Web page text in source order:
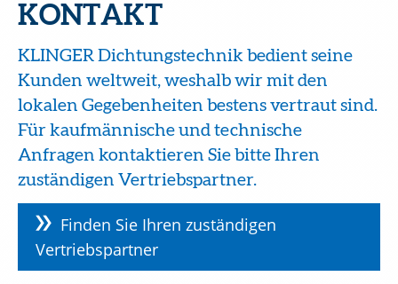
KONTAKT
KLINGER Dichtungstechnik bedient seine
Kunden weltweit, weshalb wir mit den
lokalen Gegebenheiten bestens vertraut sind.
Für kaufmännische und technische
Anfragen kontaktieren Sie bitte Ihren
zuständigen Vertriebspartner.
Finden Sie Ihren zuständigen
Vertriebspartner